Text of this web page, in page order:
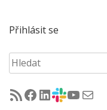
Přihlásit se
Hledat
RSS - články na jug.cz
Facebook skupina Czech Java User Group
LinkedIn skupina Czech Java User Group
CZJUG Slack fórum
CZJUG YouTube kanálCZJUG email